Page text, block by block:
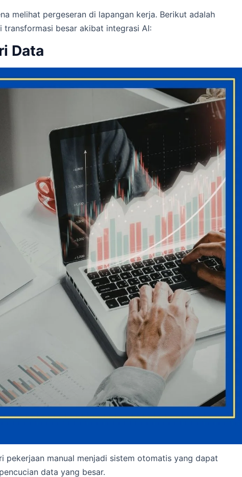
melihat pergeseran di lapangan kerja. Berikut adalah
besar akibat integrasi AI:
Data
pekerjaan manual menjadi sistem otomatis yang dapat
data yang besar.